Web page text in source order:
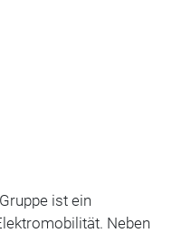
ist ein
Neben